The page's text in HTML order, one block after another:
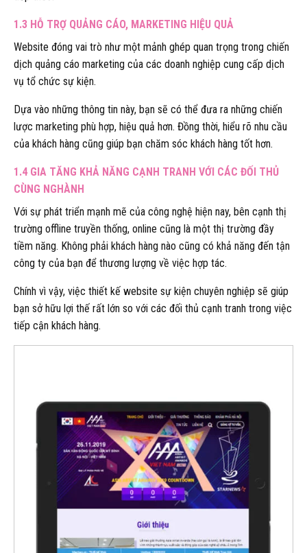
1.3 HỖ TRỢ QUẢNG CÁO, MARKETING HIỆU QUẢ
Website đóng vai trò như một mảnh ghép quan trọng trong chiến
dịch quảng cáo marketing của các doanh nghiệp cung cấp dịch
vụ tổ chức sự kiện.
Dựa vào những thông tin này, bạn sẽ có thể đưa ra những chiến
lược marketing phù hợp, hiệu quả hơn. Đồng thời, hiểu rõ nhu cầu
của khách hàng cũng giúp bạn chăm sóc khách hàng tốt hơn.
1.4 GIA TĂNG KHẢ NĂNG CẠNH TRANH VỚI CÁC ĐỐI THỦ
CÙNG NGHÀNH
Với sự phát triển mạnh mẽ của công nghệ hiện nay, bên cạnh thị
trường offline truyền thống, online cũng là một thị trường đầy
tiềm năng. Không phải khách hàng nào cũng có khả năng đến tận
công ty của bạn để thương lượng về việc hợp tác.
Chính vì vậy, việc thiết kế website sự kiện chuyên nghiệp sẽ giúp
bạn sở hữu lợi thế rất lớn so với các đối thủ cạnh tranh trong việc
tiếp cận khách hàng.